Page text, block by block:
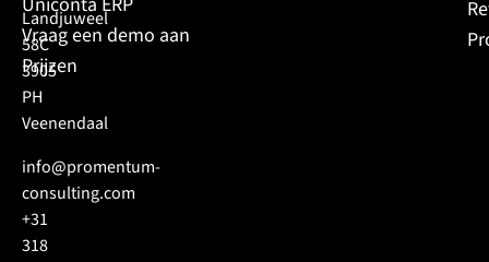
Landjuweel
58C
3905
PH
Veenendaal
info@promentum-
consulting.com
+31
318
Vraag een demo aan
Prijzen